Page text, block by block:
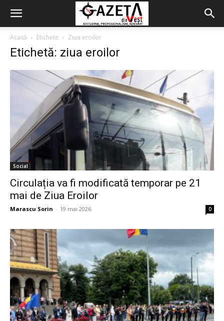
Acasă Etichete Ziua eroilor
Etichetă: ziua eroilor
Social
Circulația va fi modificată temporar pe 21
mai de Ziua Eroilor
Marascu Sorin - 19 mai 2026 0